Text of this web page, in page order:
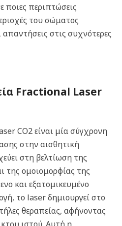
ποιες περιπτώσεις
του σώματος
στις συχνότερες
Fractional Laser
CO2 είναι μία σύγχρονη
στην αισθητική
στη βελτίωση της
της ομοιομορφίας της
και εξατομικευμένο
το laser δημιουργεί στο
θεραπείας, αφήνοντας